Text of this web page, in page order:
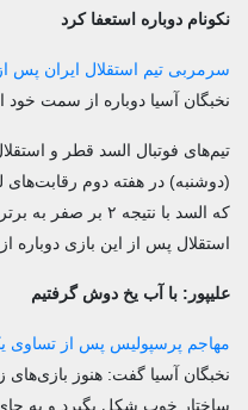
نکونام دوباره استعفا کرد
سرمربی تیم استقلال ایران پس
نخبگان آسیا دوباره از سمت خود
(دوشنبه) در هفته دوم رقابت‌های
که السد با نتیجه ۲
استقلال پس از این بازی دوباره
علیپور: با آب یخ دوش گرفتیم
مهاجم پرسپولیس پس از تساوی یک
نخبگان آسیا گفت: هنوز بازی‌های
ساختار خوب شکل بگیرد و به جای